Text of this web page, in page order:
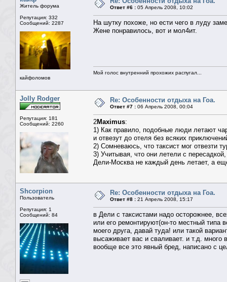
Житель форума
Репутация: 332
Сообщений: 2287
кайфоломов
Ответ #6 : 05 Апрель 2008, 10:02
На шутку похоже, но ести чего в луду
Жене понравилось, вот и мол4ит.
Мой голос внутренний прохожих распугал...
Jolly Rodger
Репутация: 181
Сообщений: 2260
Re: Особенности отдыха на Гоа.
Ответ #7 : 06 Апрель 2008, 00:04
2Maximus:
1) Как правило, подобные люди летают
и отвезут до отеля без всяких
2) Сомневаюсь, что таксист мог отвезти
3) Учитывая, что они летели с
Дели-Москва не каждый день летает, а
Shcorpion
Пользователь
Репутация: 1
Сообщений: 84
Re: Особенности отдыха на Гоа.
Ответ #8 : 21 Апрель 2008, 15:17
в Дели с таксистами надо осторожнее,
или его ремонтируют(он-то местный типа
моего друга, давай туда! или такой
высаживает вас и сваливает. и т.д. много
вообще все это явный бред, написано с